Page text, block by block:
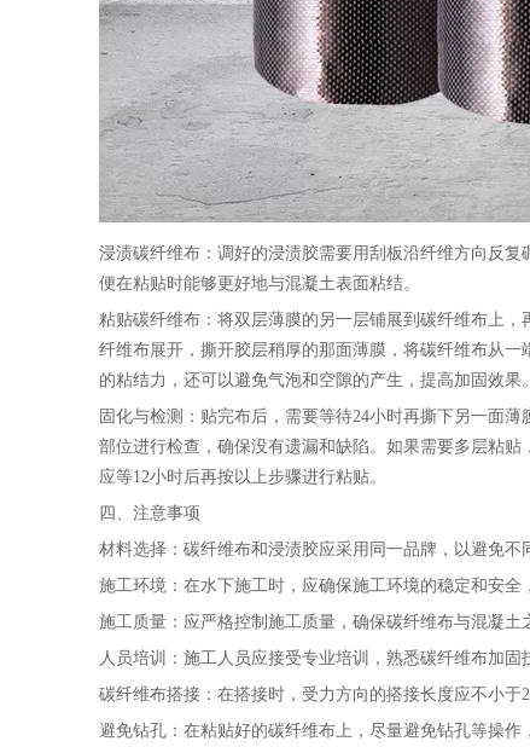
浸渍碳纤维布：调好的浸渍胶需要用刮板沿纤维方向反
便在粘贴时能够更好地与混凝土表面粘结。
粘贴碳纤维布：将双层薄膜的另一层铺展到碳纤维布上
纤维布展开，撕开胶层稍厚的那面薄膜，将碳纤维布从
的粘结力，还可以避免气泡和空隙的产生，提高加固效果。
固化与检测：贴完布后，需要等待24小时再撕下另一面
部位进行检查，确保没有遗漏和缺陷。如果需要多层粘
应等12小时后再按以上步骤进行粘贴。
四、注意事项
材料选择：碳纤维布和浸渍胶应采用同一品牌，以避免
施工环境：在水下施工时，应确保施工环境的稳定和安全
施工质量：应严格控制施工质量，确保碳纤维布与混凝土
人员培训：施工人员应接受专业培训，熟悉碳纤维布加固
碳纤维布搭接：在搭接时，受力方向的搭接长度应不小于
避免钻孔：在粘贴好的碳纤维布上，尽量避免钻孔等操